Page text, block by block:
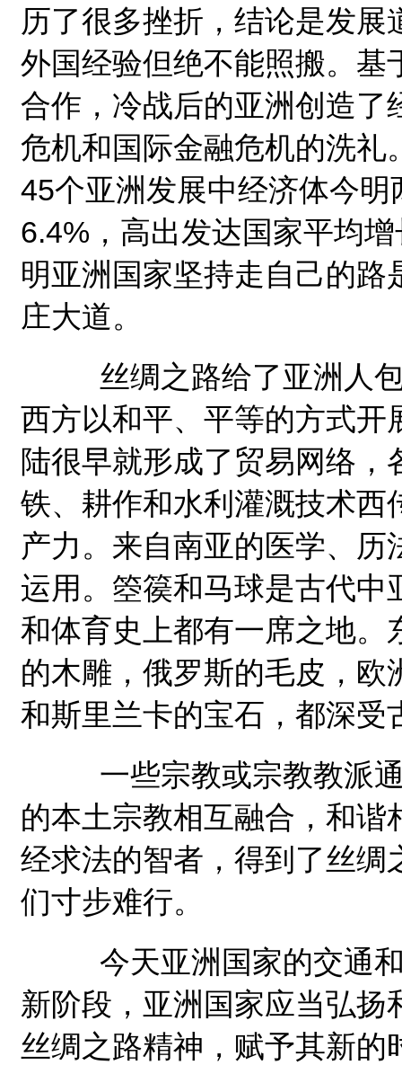
历了很多挫折，结论是发
外国经验但绝不能照搬。基
合作，冷战后的亚洲创造了
危机和国际金融危机的洗礼
45个亚洲发展中经济体今
6.4%，高出发达国家平均
明亚洲国家坚持走自己的
庄大道。
丝绸之路给了亚洲人包
西方以和平、平等的方式开
陆很早就形成了贸易网络
铁、耕作和水利灌溉技术西
产力。来自南亚的医学、
运用。箜篌和马球是古代
和体育史上都有一席之地。
的木雕，俄罗斯的毛皮，
和斯里兰卡的宝石，都深受
一些宗教或宗教教派通
的本土宗教相互融合，和
经求法的智者，得到了丝绸
们寸步难行。
今天亚洲国家的交通和
新阶段，亚洲国家应当弘
丝绸之路精神，赋予其新的